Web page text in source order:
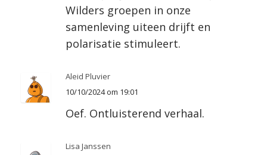
Wilders groepen in onze
samenleving uiteen drijft en
polarisatie stimuleert.
Aleid Pluvier
10/10/2024 om 19:01
Oef. Ontluisterend verhaal.
Lisa Janssen